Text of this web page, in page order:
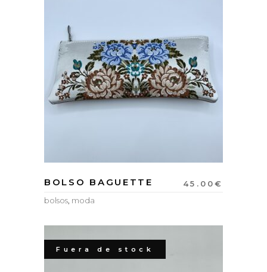
BOLSO BAGUETTE 45.00€
bolsos moda
Fuera de stock